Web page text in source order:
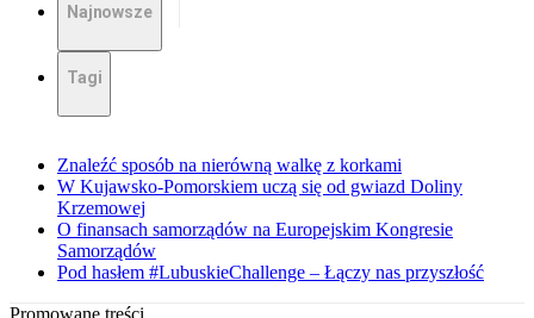
Najnowsze
Tagi
Znaleźć sposób na nierówną walkę z korkami
W Kujawsko-Pomorskiem uczą się od gwiazd Doliny
Krzemowej
O finansach samorządów na Europejskim Kongresie
Samorządów
Pod hasłem #LubuskieChallenge – Łączy nas przyszłość
Promowane treści